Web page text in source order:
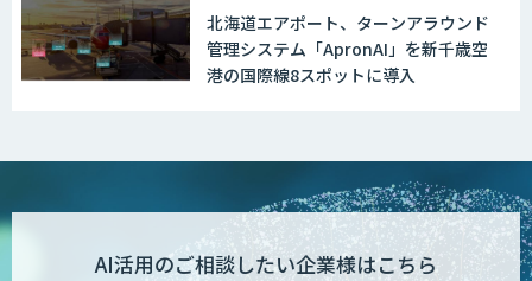
北海道エアポート、ターンアラウンド
管理システム「ApronAI」を新千歳空
港の国際線8スポットに導入
AI活用のご相談したい企業様はこちら